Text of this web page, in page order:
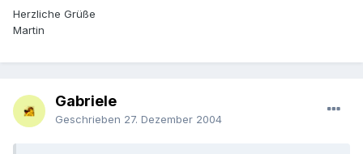
Herzliche Grüße
Martin
Gabriele
Geschrieben 27. Dezember 2004